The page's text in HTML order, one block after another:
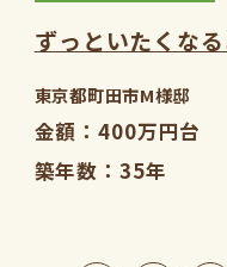
ずっといたくな
東京都町田市M様邸
金額
400万円台
築年数
35年